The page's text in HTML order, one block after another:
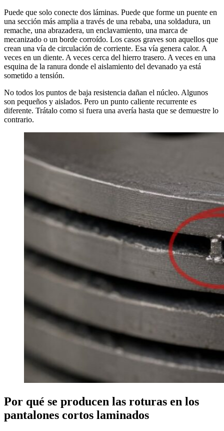
Puede que solo conecte dos láminas. Puede que forme un puente en
una sección más amplia a través de una rebaba, una soldadura, un
remache, una abrazadera, un enclavamiento, una marca de
mecanizado o un borde corroído. Los casos graves son aquellos que
crean una vía de circulación de corriente. Esa vía genera calor. A
veces en un diente. A veces cerca del hierro trasero. A veces en una
esquina de la ranura donde el aislamiento del devanado ya está
sometido a tensión.
No todos los puntos de baja resistencia dañan el núcleo. Algunos
son pequeños y aislados. Pero un punto caliente recurrente es
diferente. Trátalo como si fuera una avería hasta que se demuestre lo
contrario.
Por qué se producen las roturas en los
pantalones cortos laminados